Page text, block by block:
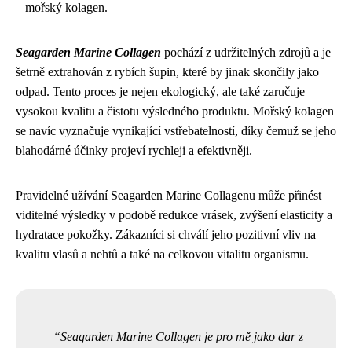
– mořský kolagen.
Seagarden Marine Collagen pochází z udržitelných zdrojů a je
šetrně extrahován z rybích šupin, které by jinak skončily jako
odpad. Tento proces je nejen ekologický, ale také zaručuje
vysokou kvalitu a čistotu výsledného produktu. Mořský kolagen
se navíc vyznačuje vynikající vstřebatelností, díky čemuž se jeho
blahodárné účinky projeví rychleji a efektivněji.
Pravidelné užívání Seagarden Marine Collagenu může přinést
viditelné výsledky v podobě redukce vrásek, zvýšení elasticity a
hydratace pokožky. Zákazníci si chválí jeho pozitivní vliv na
kvalitu vlasů a nehtů a také na celkovou vitalitu organismu.
Seagarden Marine Collagen je pro mě jako dar z